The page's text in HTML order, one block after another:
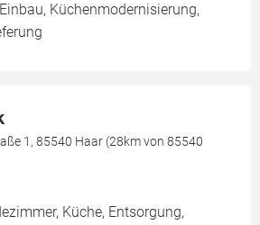
Küchenmodernisierung,
1, 85540 Haar (28km von 85540
Küche, Entsorgung,